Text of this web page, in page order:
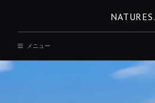
ツ
NATURES.
メニュー